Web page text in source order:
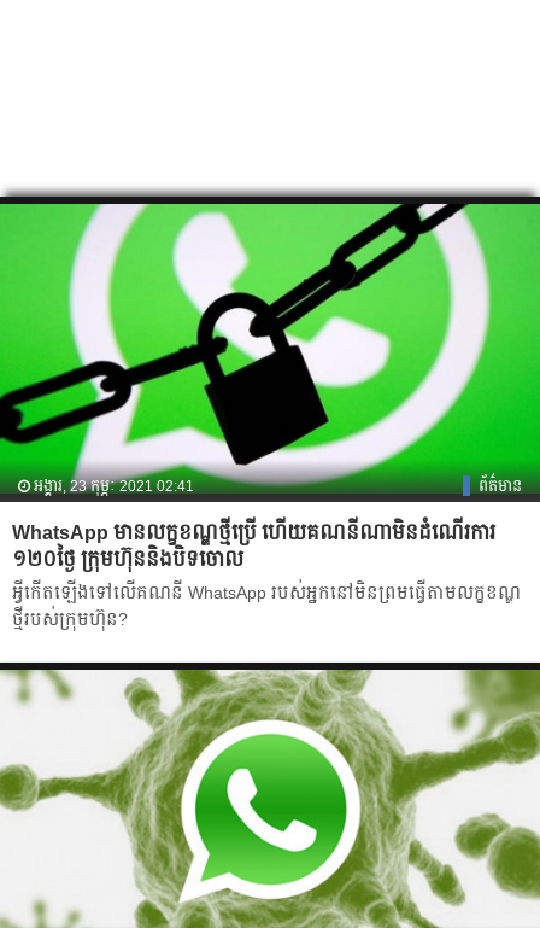
អង្គារ, 23 កុម្ភៈ 2021 02:41 ព័ត៌មាន
WhatsApp មានលក្ខខណ្ឌថ្មីប្រើ ហើយគណនីណាមិនដំណើរការ
១២០ថ្ងៃ ក្រុមហ៊ុននិងបិទចោល
អ្វីកើតឡើងទៅលើគណនី WhatsApp របស់អ្នកនៅមិនព្រមធ្វើតាមលក្ខខណ្ឌ
ថ្មីរបស់ក្រុមហ៊ុន?